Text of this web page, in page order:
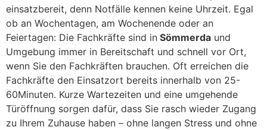
einsatzbereit, denn Notfälle kennen keine Uhrzeit. Egal
ob an Wochentagen, am Wochenende oder an
Feiertagen: Die Fachkräfte sind in Sömmerda und
Umgebung immer in Bereitschaft und schnell vor Ort,
wenn Sie den Fachkräften brauchen. Oft erreichen die
Fachkräfte den Einsatzort bereits innerhalb von 25-
60Minuten. Kurze Wartezeiten und eine umgehende
Türöffnung sorgen dafür, dass Sie rasch wieder Zugang
zu Ihrem Zuhause haben – ohne langen Stress und ohne